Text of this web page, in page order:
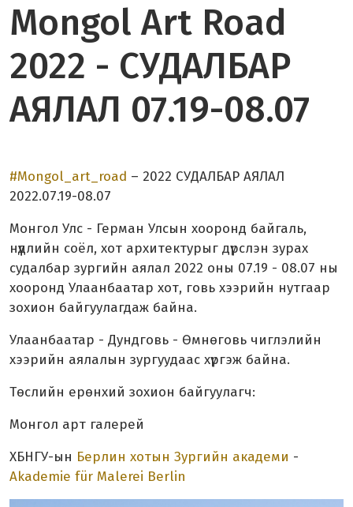
Mongol Art Road
2022 - СУДАЛБАР
АЯЛАЛ 07.19-08.07
#Mongol_art_road – 2022 СУДАЛБАР АЯЛАЛ
2022.07.19-08.07
Монгол Улс - Герман Улсын хооронд байгаль,
нүүдлийн соёл, хот архитектурыг дүрслэн зурах
судалбар зургийн аялал 2022 оны 07.19 - 08.07 ны
хооронд Улаанбаатар хот, говь хээрийн нутгаар
зохион байгуулагдаж байна.
Улаанбаатар - Дундговь - Өмнөговь чиглэлийн
хээрийн аялалын зургуудаас хүргэж байна.
Төслийн ерөнхий зохион байгуулагч:
Монгол арт галерей
ХБНГУ-ын Берлин хотын Зургийн академи -
Akademie für Malerei Berlin